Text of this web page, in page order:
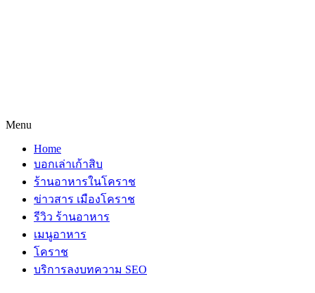
Menu
Home
บอกเล่าเก้าสิบ
ร้านอาหารในโคราช
ข่าวสาร เมืองโคราช
รีวิว ร้านอาหาร
เมนูอาหาร
โคราช
บริการลงบทความ SEO